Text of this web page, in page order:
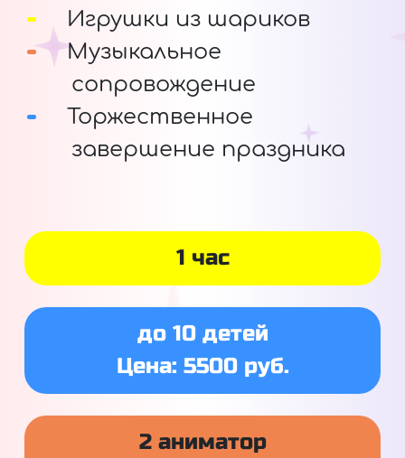
Игрушки из шариков
Музыкальное
сопровождение
Торжественное
завершение праздника
1 час
до 10 детей
Цена: 5500 руб.
2 аниматор